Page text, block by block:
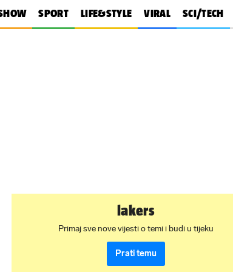
SPORT LIFE&STYLE VIRAL SCI/TECH
lakers
Primaj sve nove vijesti o temi i budi u tijeku
Prati temu